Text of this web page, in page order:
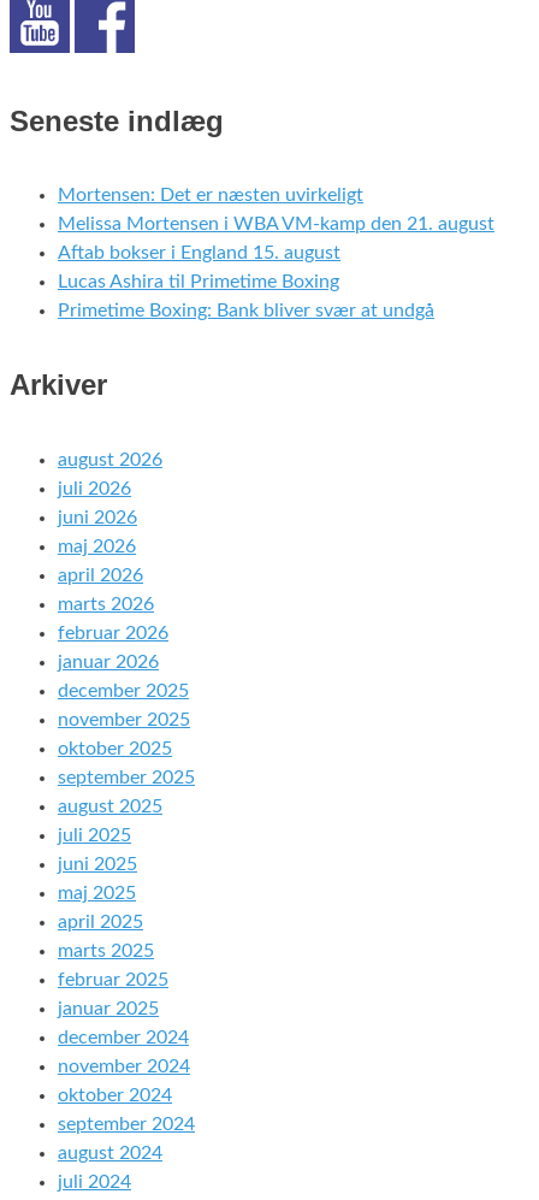
Seneste indlæg
Mortensen: Det er næsten uvirkeligt
Melissa Mortensen i WBA VM-kamp den 21. august
Aftab bokser i England 15. august
Lucas Ashira til Primetime Boxing
Primetime Boxing: Bank bliver svær at undgå
Arkiver
august 2026
juli 2026
juni 2026
maj 2026
april 2026
marts 2026
februar 2026
januar 2026
december 2025
november 2025
oktober 2025
september 2025
august 2025
juli 2025
juni 2025
maj 2025
april 2025
marts 2025
februar 2025
januar 2025
december 2024
november 2024
oktober 2024
september 2024
august 2024
juli 2024